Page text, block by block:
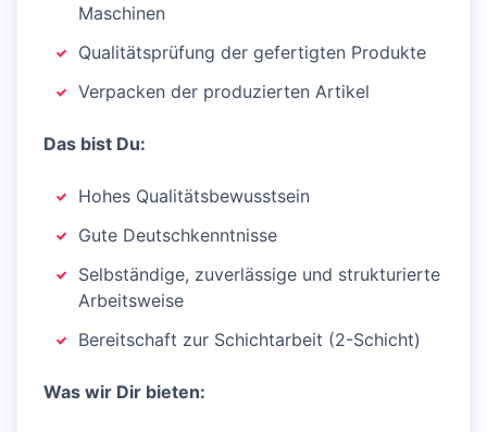
Maschinen
Qualitätsprüfung der gefertigten Produkte
Verpacken der produzierten Artikel
Das bist Du:
Hohes Qualitätsbewusstsein
Gute Deutschkenntnisse
Selbständige, zuverlässige und strukturierte
Arbeitsweise
Bereitschaft zur Schichtarbeit (2-Schicht)
Was wir Dir bieten: